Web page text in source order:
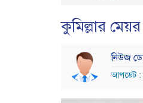
কুমিল্লার
নিউজ
আপডেট :